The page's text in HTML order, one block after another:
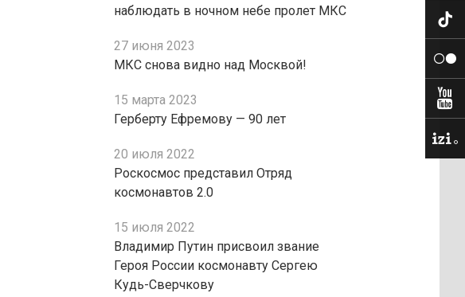
наблюдать в ночном небе пролет МКС
27 июня 2023
МКС снова видно над Москвой!
15 марта 2023
Герберту Ефремову — 90 лет
20 июля 2022
Роскосмос представил Отряд
космонавтов 2.0
15 июля 2022
Владимир Путин присвоил звание
Героя России космонавту Сергею
Кудь-Сверчкову